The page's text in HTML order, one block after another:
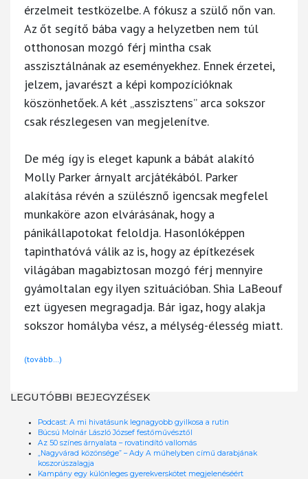
érzelmeit testközelbe. A fókusz a szülő nőn van.
Az őt segítő bába vagy a helyzetben nem túl
otthonosan mozgó férj mintha csak
asszisztálnának az eseményekhez. Ennek érzetei,
jelzem, javarészt a képi kompozícióknak
köszönhetőek. A két „asszisztens” arca sokszor
csak részlegesen van megjelenítve.
De még így is eleget kapunk a bábát alakító
Molly Parker árnyalt arcjátékából. Parker
alakítása révén a szülésznő igencsak megfelel
munkaköre azon elvárásának, hogy a
pánikállapotokat feloldja. Hasonlóképpen
tapinthatóvá válik az is, hogy az építkezések
világában magabiztosan mozgó férj mennyire
gyámoltalan egy ilyen szituációban. Shia LaBeouf
ezt ügyesen megragadja. Bár igaz, hogy alakja
sokszor homályba vész, a mélység-élesség miatt.
(tovább…)
LEGUTÓBBI BEJEGYZÉSEK
Podcast: A mi hivatásunk legnagyobb gyilkosa a rutin
Búcsú Molnár László József festőművésztől
Az 50 színes árnyalata – rovatindító vallomás
„Nagyvárad közönsége” – Ady A műhelyben című darabjának
koszorúszalagja
Kampány egy különleges gyerekverskötet megjelenéséért